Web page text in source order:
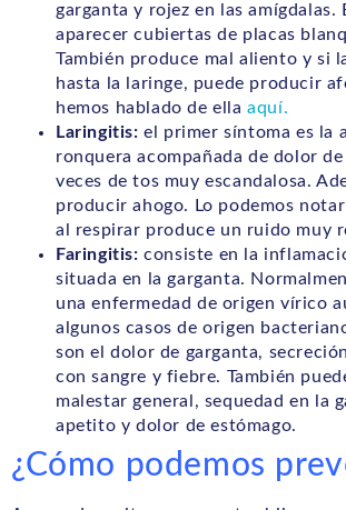
garganta y rojez en las amígdalas.
aparecer cubiertas de placas
También produce mal aliento y si
hasta la laringe, puede producir
hemos hablado de ellaaquí.
Laringitis: el primer síntoma es la
ronquera acompañada de dolor
veces de tos muy escandalosa.
producir ahogo. Lo podemos
al respirar produce un ruido muy
Faringitis: consiste en la
situada en la garganta.
una enfermedad de origen vírico
algunos casos de origen
son el dolor de garganta,
con sangre y fiebre. También
malestar general, sequedad en la
apetito y dolor de estómago.
¿Cómo podemos